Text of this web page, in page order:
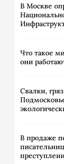
В Москве
Что такое
они
Свалки,
В продаже